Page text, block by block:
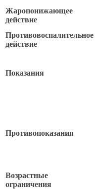
Жаропонижающее
действие
Противовоспалительное
действие
Показания
Противопоказания
Возрастные
ограничения